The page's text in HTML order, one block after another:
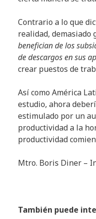
Contrario a lo que
realidad, demasiado
benefician de los
de descargos en sus
crear puestos de
Así como América
estudio, ahora
estimulado por un
productividad a la
productividad
Mtro. Boris Diner –
También puede